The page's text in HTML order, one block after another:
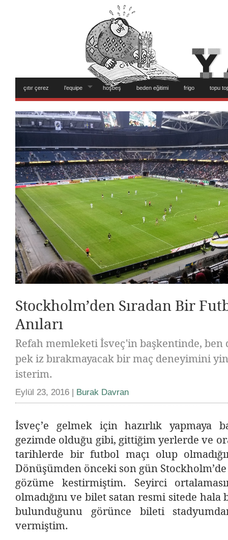
çıtır çerez l’equipe hoşbeş beden eğitimi frigo topu
Stockholm’den Sıradan Bir
Anıları
Refah memleketi İsveç'in başkentinde, ben
pek iz bırakmayacak bir maç deneyimini
isterim.
Eylül 23, 2016 | Burak Davran
İsveç’e gelmek için hazırlık yapmaya
gezimde olduğu gibi, gittiğim yerlerde ve
tarihlerde bir futbol maçı olup
Dönüşümden önceki son gün Stockholm’de
gözüme kestirmiştim. Seyirci
olmadığını ve bilet satan resmi sitede
bulunduğunu görünce bileti
vermiştim.